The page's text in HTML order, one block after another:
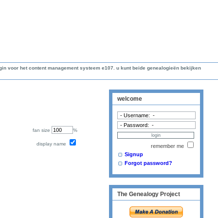
voor het content management systeem e107. u kunt beide genealogieën bekijken
fan size %
display name
welcome
remember me
Signup
Forgot password?
The Genealogy Project